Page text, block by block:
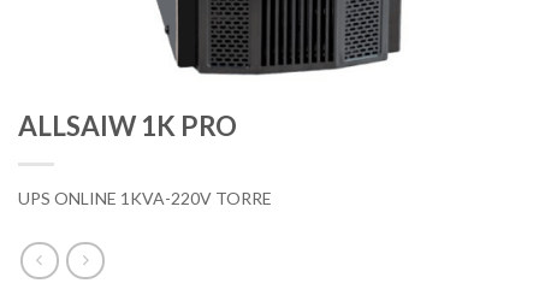
ALLSAIW 1K PRO
UPS ONLINE 1KVA-220V TORRE